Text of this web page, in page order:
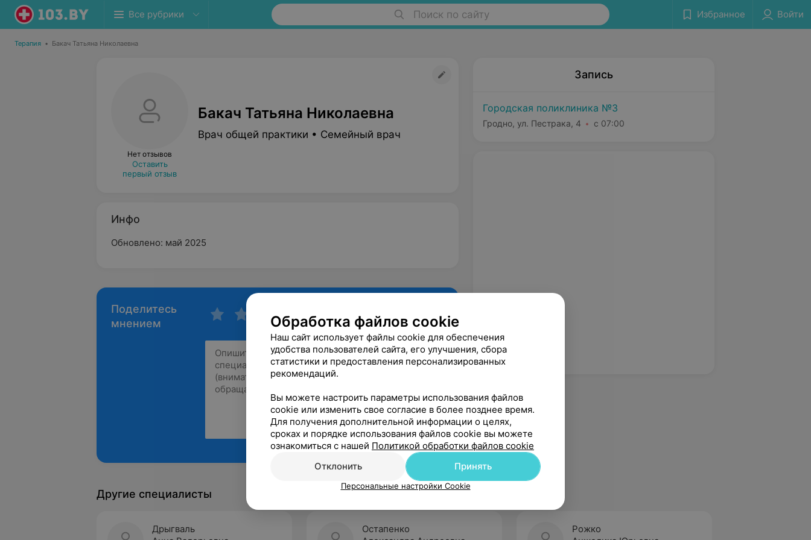
Все рубрики Поиск по сайту Избранное Войти
Терапия • Бакач Татьяна Николаевна
Нет отзывов
Оставить
первый отзыв
Бакач Татьяна Николаевна
Врач общей практики • Семейный врач
Инфо
Обновлено: май 2025
Поделитесь
мнением
Рекомендую
Запись
Городская поликлиника №3
Гродно, ул. Пестрака, 4 с 07:00
Другие специалисты
Дрыгваль
Остапенко
Рожко
Обработка файлов cookie
Наш сайт использует файлы cookie для обеспечения
удобства пользователей сайта, его улучшения, сбора
статистики и предоставления персонализированных
рекомендаций.
Вы можете настроить параметры использования файлов
cookie или изменить свое согласие в более позднее время.
Для получения дополнительной информации о целях,
сроках и порядке использования файлов cookie вы можете
ознакомиться с нашей Политикой обработки файлов cookie
Отклонить
Принять
Персональные настройки Cookie